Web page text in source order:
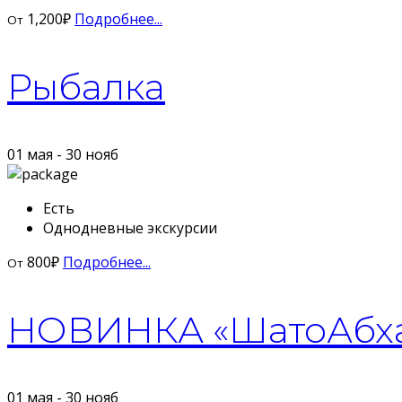
От 1,200₽ Подробнее...
Рыбалка
01 мая - 30 нояб
Есть
Однодневные экскурсии
От 800₽ Подробнее...
НОВИНКА
01 мая - 30 нояб